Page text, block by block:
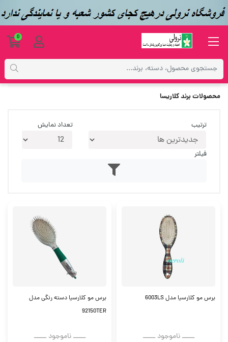
محصولات برند کلاریسا
ترتیب تعداد نمایش
فیلتر
برس مو کلارسیا مدل 6003LS
ــــــ ناموجود ــــــ
برس مو کلارسیا دسته رنگی مدل
92150TER
ــــــ ناموجود ــــــ
0